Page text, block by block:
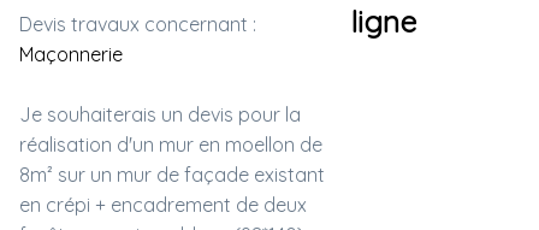
Devis travaux concernant :
Maçonnerie
Je souhaiterais un devis pour la
réalisation d'un mur en moellon de
8m² sur un mur de façade existant
en crépi + encadrement de deux
ligne